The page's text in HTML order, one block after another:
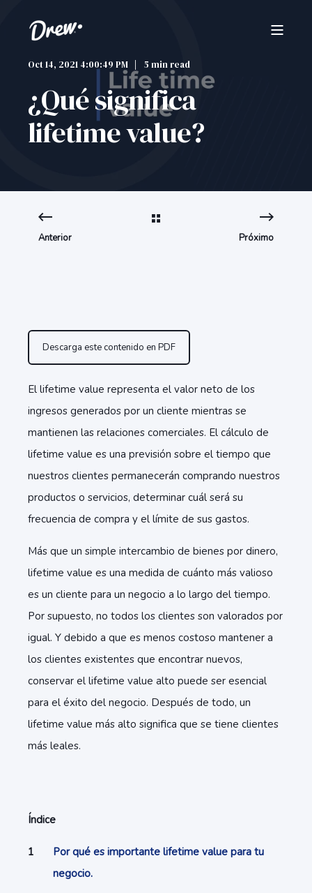
Oct 14, 2021 4:00:49 PM 5 min read
¿Qué significa
lifetime value?
Anterior Próximo
Descarga este contenido en PDF
El lifetime value representa el valor neto de los
ingresos generados por un cliente mientras se
mantienen las relaciones comerciales. El cálculo de
lifetime value es una previsión sobre el tiempo que
nuestros clientes permanecerán comprando nuestros
productos o servicios, determinar cuál será su
frecuencia de compra y el límite de sus gastos.
Más que un simple intercambio de bienes por dinero,
lifetime value es una medida de cuánto más valioso
es un cliente para un negocio a lo largo del tiempo.
Por supuesto, no todos los clientes son valorados por
igual. Y debido a que es menos costoso mantener a
los clientes existentes que encontrar nuevos,
conservar el lifetime value alto puede ser esencial
para el éxito del negocio. Después de todo, un
lifetime value más alto significa que se tiene clientes
más leales.
Índice
Por qué es importante lifetime value para tu
negocio.